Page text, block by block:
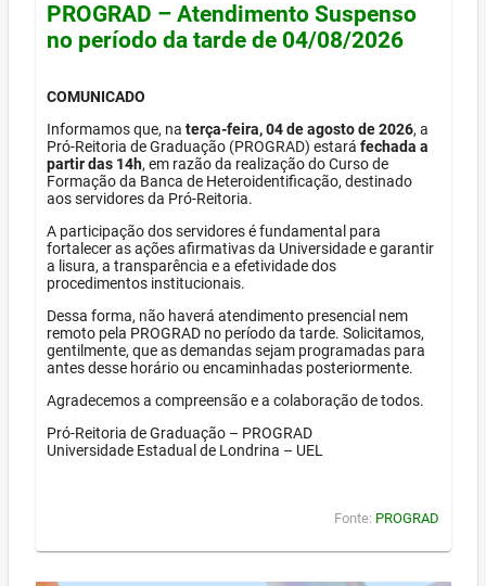
PROGRAD – Atendimento Suspenso
no período da tarde de 04/08/2026
COMUNICADO
Informamos que, na terça-feira, 04 de agosto de 2026, a
Pró-Reitoria de Graduação (PROGRAD) estará fechada a
partir das 14h, em razão da realização do Curso de
Formação da Banca de Heteroidentificação, destinado
aos servidores da Pró-Reitoria.
A participação dos servidores é fundamental para
fortalecer as ações afirmativas da Universidade e garantir
a lisura, a transparência e a efetividade dos
procedimentos institucionais.
Dessa forma, não haverá atendimento presencial nem
remoto pela PROGRAD no período da tarde. Solicitamos,
gentilmente, que as demandas sejam programadas para
antes desse horário ou encaminhadas posteriormente.
Agradecemos a compreensão e a colaboração de todos.
Pró-Reitoria de Graduação – PROGRAD
Universidade Estadual de Londrina – UEL
Fonte: PROGRAD